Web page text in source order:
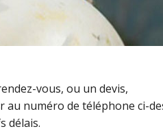
vous, ou un devis,
numéro de téléphone ci-
délais.